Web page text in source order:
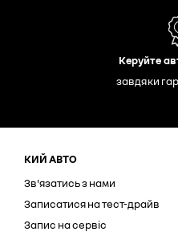
Керуйте
завдяки
КИЙ АВТО
Зв'язатись з нами
Записатися на тест-драйв
Запис на сервіс